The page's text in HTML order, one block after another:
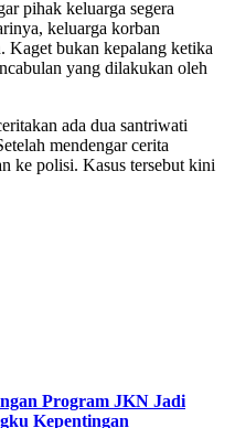
pihak keluarga segera
keluarga korban
Kaget bukan kepalang ketika
yang dilakukan oleh
ada dua santriwati
mendengar cerita
ke polisi. Kasus tersebut kini
Program JKN Jadi
Kepentingan